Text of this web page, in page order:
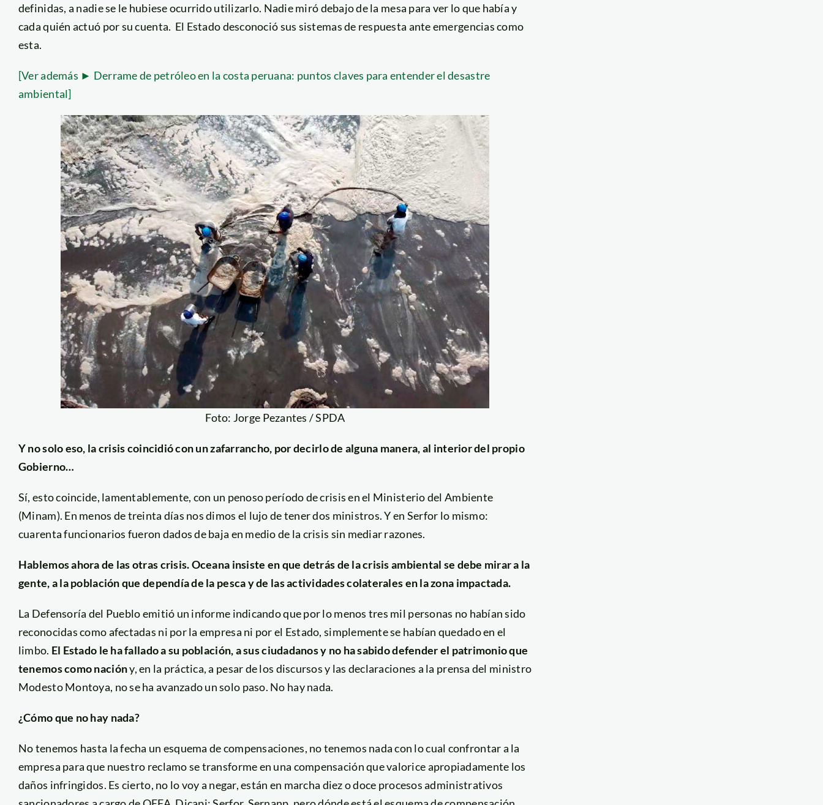
definidas, a nadie se le hubiese ocurrido utilizarlo. Nadie miró debajo de la mesa para ver lo que había y
cada quién actuó por su cuenta. El Estado desconoció sus sistemas de respuesta ante emergencias como
esta.
[Ver además ► Derrame de petróleo en la costa peruana: puntos claves para entender el desastre
ambiental]
Foto: Jorge Pezantes / SPDA
Y no solo eso, la crisis coincidió con un zafarrancho, por decirlo de alguna manera, al interior del propio
Gobierno…
Sí, esto coincide, lamentablemente, con un penoso período de crisis en el Ministerio del Ambiente
(Minam). En menos de treinta días nos dimos el lujo de tener dos ministros. Y en Serfor lo mismo:
cuarenta funcionarios fueron dados de baja en medio de la crisis sin mediar razones.
Hablemos ahora de las otras crisis. Oceana insiste en que detrás de la crisis ambiental se debe mirar a la
gente, a la población que dependía de la pesca y de las actividades colaterales en la zona impactada.
La Defensoría del Pueblo emitió un informe indicando que por lo menos tres mil personas no habían sido
reconocidas como afectadas ni por la empresa ni por el Estado, simplemente se habían quedado en el
limbo. El Estado le ha fallado a su población, a sus ciudadanos y no ha sabido defender el patrimonio que
tenemos como nacióny, en la práctica, a pesar de los discursos y las declaraciones a la prensa del ministro
Modesto Montoya, no se ha avanzado un solo paso. No hay nada.
¿Cómo que no hay nada?
No tenemos hasta la fecha un esquema de compensaciones, no tenemos nada con lo cual confrontar a la
empresa para que nuestro reclamo se transforme en una compensación que valorice apropiadamente los
daños infringidos. Es cierto, no lo voy a negar, están en marcha diez o doce procesos administrativos